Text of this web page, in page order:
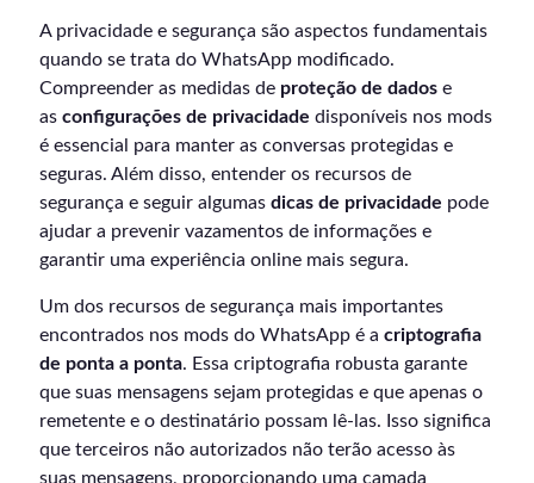
A privacidade e segurança são aspectos fundamentais
quando se trata do WhatsApp modificado.
Compreender as medidas de proteção de dados e
as configurações de privacidade disponíveis nos mods
é essencial para manter as conversas protegidas e
seguras. Além disso, entender os recursos de
segurança e seguir algumas dicas de privacidade pode
ajudar a prevenir vazamentos de informações e
garantir uma experiência online mais segura.
Um dos recursos de segurança mais importantes
encontrados nos mods do WhatsApp é a criptografia
de ponta a ponta. Essa criptografia robusta garante
que suas mensagens sejam protegidas e que apenas o
remetente e o destinatário possam lê-las. Isso significa
que terceiros não autorizados não terão acesso às
suas mensagens, proporcionando uma camada